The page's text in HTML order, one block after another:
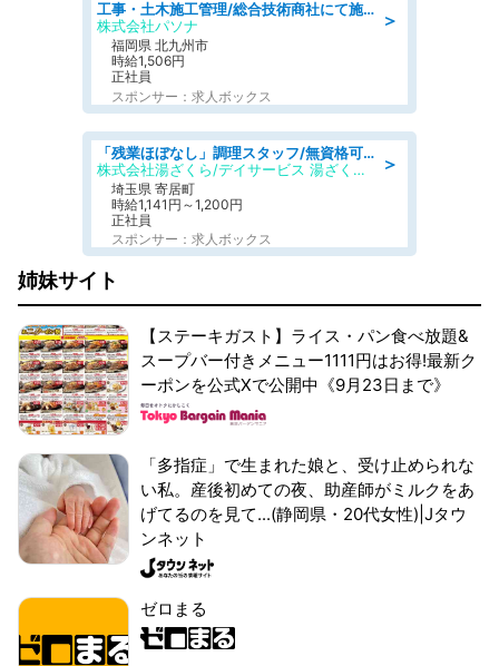
＞
工事・土木施工管理/総合技術商社にて施工管理のお仕事/即日勤務可/車通勤可/工事・土木施工管理/生産・品質管理
株式会社パソナ
福岡県 北九州市
時給1,506円
正社員
スポンサー：求人ボックス
＞
「残業ほぼなし」調理スタッフ/無資格可/正職員/日勤のみ/デイサービス/社会保障完備
株式会社湯ざくら/デイサービス 湯ざくらケアリゾート
埼玉県 寄居町
時給1,141円～1,200円
正社員
スポンサー：求人ボックス
姉妹サイト
【ステーキガスト】ライス・パン食べ放題&
スープバー付きメニュー1111円はお得!最新ク
ーポンを公式Xで公開中《9月23日まで》
「多指症」で生まれた娘と、受け止められな
い私。産後初めての夜、助産師がミルクをあ
げてるのを見て...(静岡県・20代女性)|Jタウ
ンネット
ゼロまる